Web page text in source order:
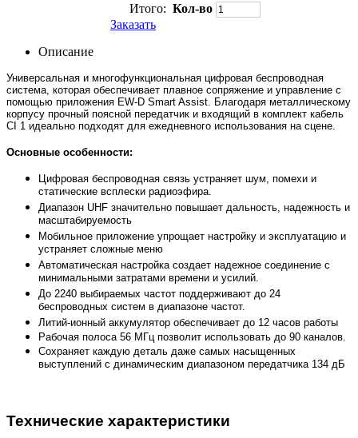
Итого: Кол-во
Заказать
Описание
Универсальная и многофункциональная цифровая беспроводная
система, которая обеспечивает плавное сопряжение и управление с
помощью приложения EW-D Smart Assist. Благодаря металлическому
корпусу прочный поясной передатчик и входящий в комплект кабель
CI 1 идеально подходят для ежедневного использования на сцене.
Основные особенности:
Цифровая беспроводная связь устраняет шум, помехи и
статические всплески радиоэфира.
Диапазон UHF значительно повышает дальность, надежность и
масштабируемость
Мобильное приложение упрощает настройку и эксплуатацию и
устраняет сложные меню
Автоматическая настройка создает надежное соединение с
минимальными затратами времени и усилий.
До 2240 выбираемых частот поддерживают до 24
беспроводных систем в диапазоне частот.
Литий-ионный аккумулятор обеспечивает до 12 часов работы
Рабочая полоса 56 МГц позволит использовать до 90 каналов.
Сохраняет каждую деталь даже самых насыщенных
выступлений с динамическим диапазоном передатчика 134 дБ
Технические характеристики